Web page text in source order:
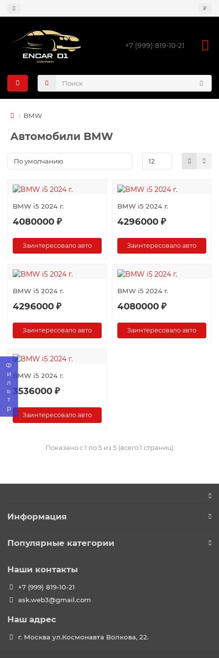
₽
+7 (999) 819-10-21
BMW
Автомобили BMW
Фильтр
BMW i5 2024 г.
4080000 ₽
Заинтересовало авто
BMW i5 2024 г.
4296000 ₽
Заинтересовало авто
BMW i5 2024 г.
4296000 ₽
Заинтересовало авто
BMW i5 2024 г.
4080000 ₽
Заинтересовало авто
BMW i5 2024 г.
3536000 ₽
Заинтересовало авто
Показано с 1 по 5 из 5 (всего 1 страниц)
Информация
Популярные категории
Наши контакты
+7 (999) 819-10-21
ask.web3@gmail.com
Наш адрес
г. Москва ул.Космонавта Волкова, 22.